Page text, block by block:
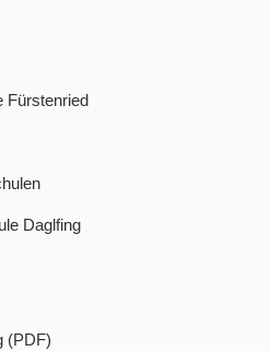
Fürstenried
Daglfing
(PDF)